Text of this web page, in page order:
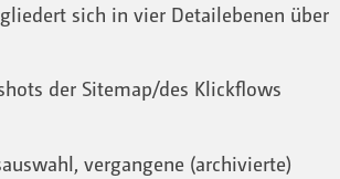
sich in vier Detailebenen über
der Sitemap/des Klickflows
vergangene (archivierte)